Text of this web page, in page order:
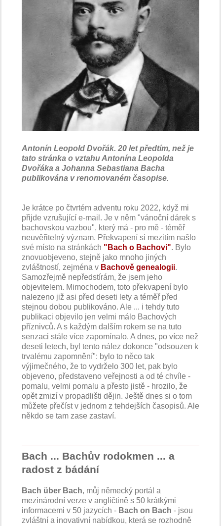
Antonín Leopold Dvořák. 20 let předtím, než je
tato stránka o vztahu Antonína Leopolda
Dvořáka a Johanna Sebastiana Bacha
publikována v renomovaném časopise.
Je krátce po čtvrtém adventu roku 2022, když mi
přijde vzrušující e-mail. Je v něm "vánoční dárek s
bachovskou vazbou", který má - pro mě - téměř
neuvěřitelný význam. Překvapení si mezitím našlo
své místo na stránkách "Bach o Bachovi". Bylo
znovuobjeveno, stejně jako mnoho jiných
zvláštností, zejména v Bachově genealogii.
Samozřejmě nepředstírám, že jsem jeho
objevitelem. Mimochodem, toto překvapení bylo
nalezeno již asi před deseti lety a téměř před
stejnou dobou publikováno. Ale ... i tehdy tuto
publikaci objevilo jen velmi málo Bachových
příznivců. A s každým dalším rokem se na tuto
senzaci stále více zapomínalo. A dnes, po více než
deseti letech, byl tento nález dokonce "odsouzen k
trvalému zapomnění": bylo to něco tak
výjimečného, že to vydrželo 300 let, pak bylo
objeveno, představeno veřejnosti a od té chvíle -
pomalu, velmi pomalu a přesto jistě - hrozilo, že
opět zmizí v propadlišti dějin. Ještě dnes si o tom
můžete přečíst v jednom z tehdejších časopisů. Ale
někdo se tam zase zastaví.
Bach ... Bachův rodokmen ... a
radost z bádání
Bach über Bach, můj německý portál a
mezinárodní verze v angličtině s 50 krátkými
informacemi v 50 jazycích - Bach on Bach - jsou
zvláštní a inovativní nabídkou, která se rozhodně